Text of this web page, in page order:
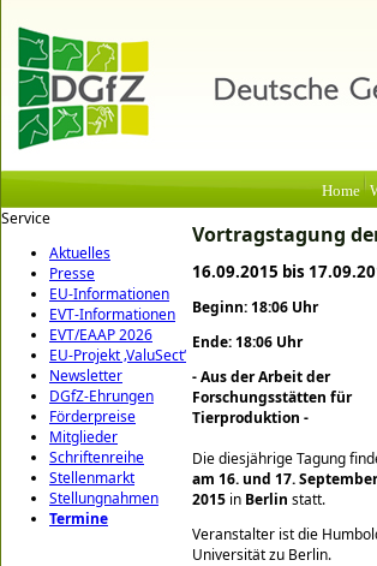
Home
Service
Aktuelles
Presse
EU-Informationen
EVT-Informationen
EVT/EAAP 2026
EU-Projekt ‚ValuSect‘
Newsletter
DGfZ-Ehrungen
Förderpreise
Mitglieder
Schriftenreihe
Stellenmarkt
Stellungnahmen
Termine
Vortragstagung
16.09.2015 bis
Beginn: 18:06 Uhr
Ende: 18:06 Uhr
- Aus der Arbeit der
Forschungsstätten für
Tierproduktion -
Die diesjährige Tagung
am 16. und 17. September
2015 in Berlin statt.
Veranstalter ist die
Universität zu Berlin.